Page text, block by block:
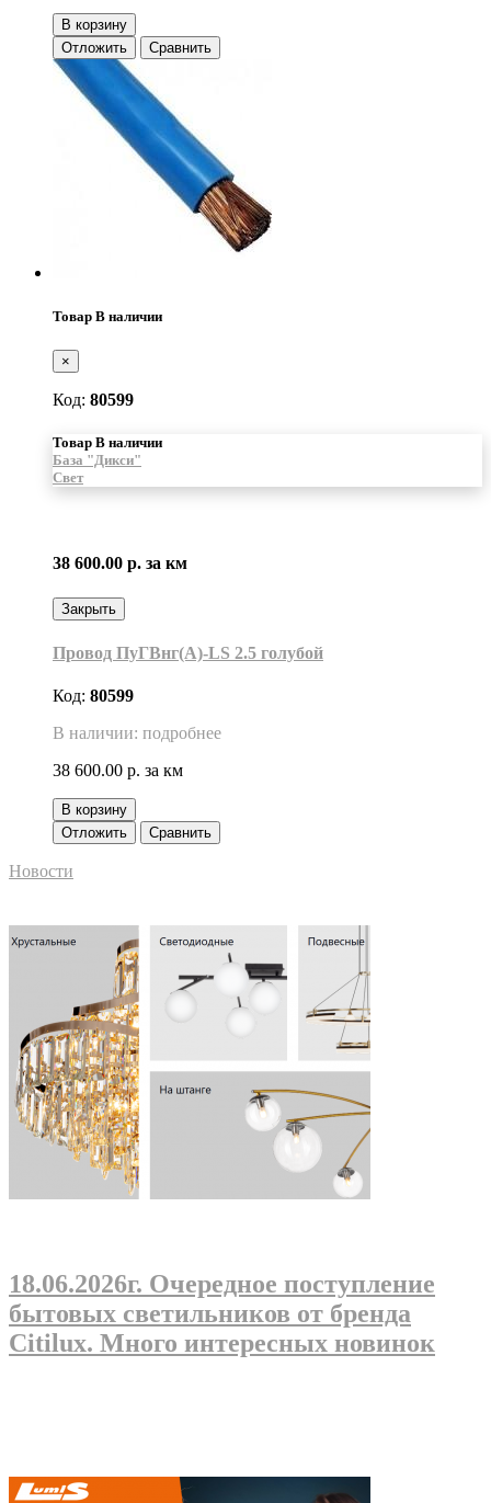
В корзину
Отложить
Сравнить
Товар В наличии
×
Код: 80599
Товар В наличии
База "Дикси"
Свет
38 600.00 р. за км
Закрыть
Провод ПуГВнг(A)-LS 2.5 голубой
Код: 80599
В наличии: подробнее
38 600.00 р. за км
В корзину
Отложить
Сравнить
Новости
18.06.2026г. Очередное поступление
бытовых светильников от бренда
Citilux. Много интересных новинок